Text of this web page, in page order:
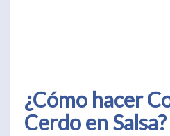
¿Cómo hacer
Cerdo en Salsa?